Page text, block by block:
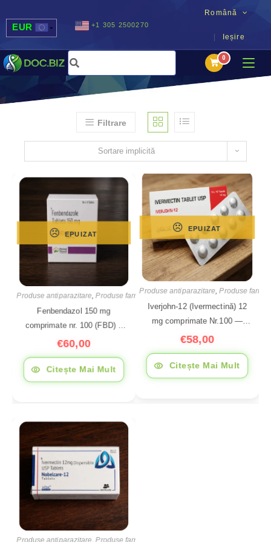
Română
Ieșire
EUR
UAH
MDL
+1 305 2500270
Filtrare
Sortare implicită
EPUIZAT
Produse antiparazitare,Produse farmaceutice
Fenbendazol 150 mg
comprimate nr. 100 (FBD) –
antiparazitar cu spectru larg
împotriva helmintilor
€60,00
Citește Mai Mult
EPUIZAT
Produse antiparazitare,Produse
Iverjohn-12 (Ivermectină) 12
mg comprimate Nr.100 —
medicament antiparazitar,
India | iDoc.biz
€58,00
Citește Mai Mult